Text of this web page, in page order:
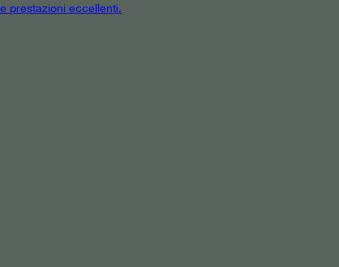
prestazioni eccellenti.